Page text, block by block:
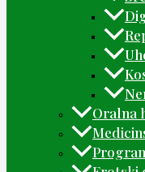
Oralna